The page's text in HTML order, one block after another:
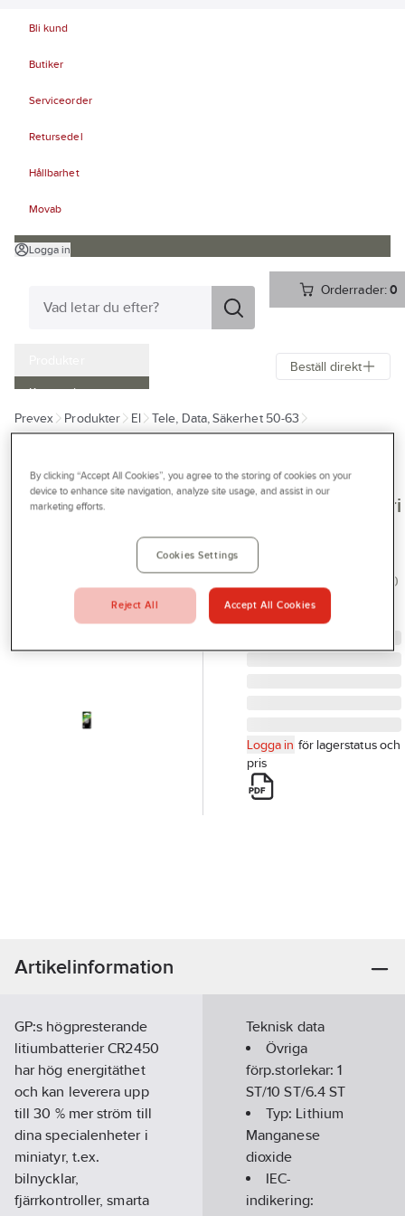
Bli kund
Butiker
Serviceorder
Retursedel
Hållbarhet
Movab
Logga in
Orderrader:0
Kampanjer
Outlet
Bli kund
Profilshop
Serviceverkstad
Företagsprofilering
Beställ direkt
Prevex Produkter El
Tele, Data, Säkerhet 50-63
GP BATTERIES
Knappcellsbatteri
GP Lithium
GP KNAPPCELL CR2450
LITIUM 1-P 103121
Artikelnr: 76682763
Logga in för lagerstatus och
pris
Artikelinformation
GP:s högpresterande
litiumbatterier CR2450
har hög energitäthet
och kan leverera upp
till 30 % mer ström till
dina specialenheter i
miniatyr, t.ex.
bilnycklar,
fjärrkontroller, smarta
Teknisk data
Övriga
förp.storlekar:1
ST/10 ST/6.4 ST
Typ: Lithium
Manganese
dioxide
IEC-
indikering:
By clicking “Accept All Cookies”, you agree to the storing of cookies on your
device to enhance site navigation, analyze site usage, and assist in our
marketing efforts.
Cookies Settings
Reject All Accept All Cookies